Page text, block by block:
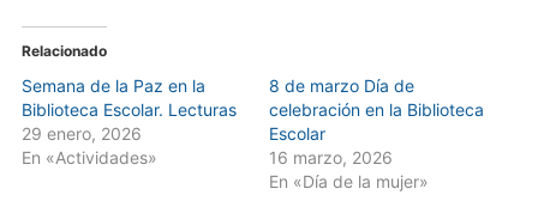
Relacionado
Semana de la Paz en la
Biblioteca Escolar. Lecturas
29 enero, 2026
En «Actividades»
8 de marzo Día de
celebración en la Biblioteca
Escolar
16 marzo, 2026
En «Día de la mujer»